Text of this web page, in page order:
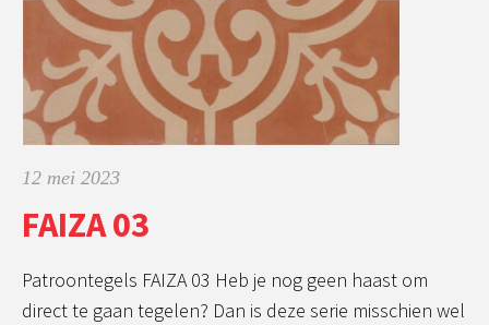
12 mei 2023
FAIZA 03
Patroontegels FAIZA 03 Heb je nog geen haast om
direct te gaan tegelen? Dan is deze serie misschien wel